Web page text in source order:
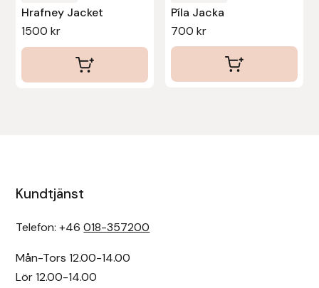
Hrafney Jacket
1500kr
Píla Jacka
700 kr
Kundtjänst
Telefon: +46018-357200
Mån-Tors 12.00-14.00
Lör 12.00-14.00